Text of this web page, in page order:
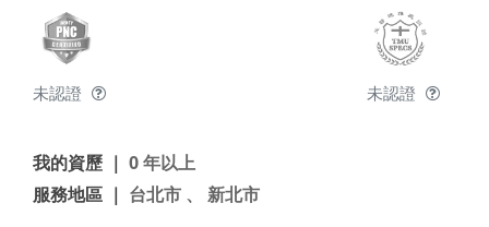
未認證 未認證
我的資歷 ｜ 0 年以上
服務地區 ｜ 台北市 、 新北市